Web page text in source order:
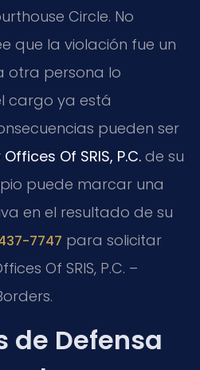
Circle. No
que la violación fue un
otra persona lo
cargo ya está
pueden ser
Offices Of SRIS, P.C. de su
puede marcar una
en el resultado de su
7747 para solicitar
Of SRIS, P.C. –
de Defensa